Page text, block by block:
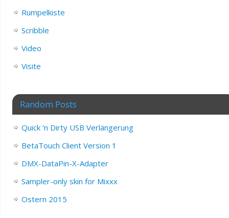
Rumpelkiste
Scribble
Video
Visite
Random Posts
Quick ‘n Dirty USB Verlängerung
BetaTouch Client Version 1
DMX-DataPin-X-Adapter
Sampler-only skin for Mixxx
Ostern 2015